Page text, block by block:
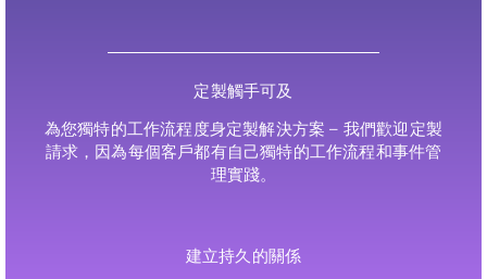
定製觸手可及
為您獨特的工作流程度身定製解決方案 – 我們歡迎定製
請求，因為每個客戶都有自己獨特的工作流程和事件管
理實踐。
建立持久的關係